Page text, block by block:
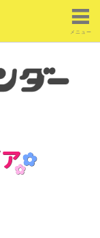
メニュー